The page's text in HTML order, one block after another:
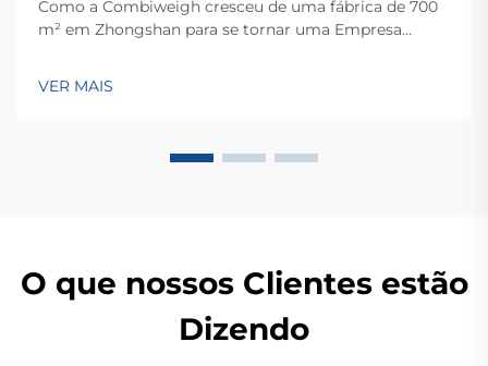
Como a Combiweigh cresceu de uma fábrica de 700
m² em Zhongshan para se tornar uma Empresa
pesagem — solicite ainda hoje uma consulta global
VER MAIS
O que nossos Clientes estão
Dizendo